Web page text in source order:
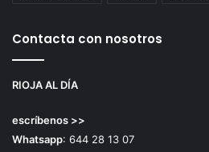
Contacta con nosotros
RIOJA AL DÍA
escríbenos >>
Whatsapp: 644 28 13 07